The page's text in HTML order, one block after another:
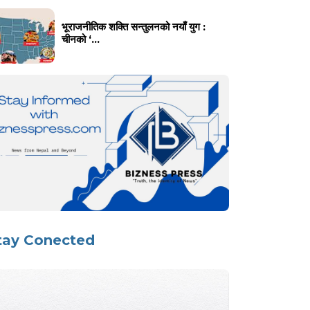
भूराजनीतिक शक्ति सन्तुलनको नयाँ युग :
चीनको ‘...
Conected